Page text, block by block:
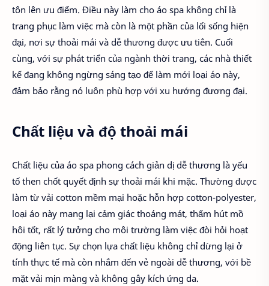
tôn lên ưu điểm. Điều này làm cho áo spa không chỉ là
trang phục làm việc mà còn là một phần của lối sống hiện
đại, nơi sự thoải mái và dễ thương được ưu tiên. Cuối
cùng, với sự phát triển của ngành thời trang, các nhà thiết
kế đang không ngừng sáng tạo để làm mới loại áo này,
đảm bảo rằng nó luôn phù hợp với xu hướng đương đại.
Chất liệu và độ thoải mái
Chất liệu của áo spa phong cách giản dị dễ thương là yếu
tố then chốt quyết định sự thoải mái khi mặc. Thường được
làm từ vải cotton mềm mại hoặc hỗn hợp cotton-polyester,
loại áo này mang lại cảm giác thoáng mát, thấm hút mồ
hôi tốt, rất lý tưởng cho môi trường làm việc đòi hỏi hoạt
động liên tục. Sự chọn lựa chất liệu không chỉ dừng lại ở
tính thực tế mà còn nhắm đến vẻ ngoài dễ thương, với bề
mặt vải mịn màng và không gây kích ứng da.